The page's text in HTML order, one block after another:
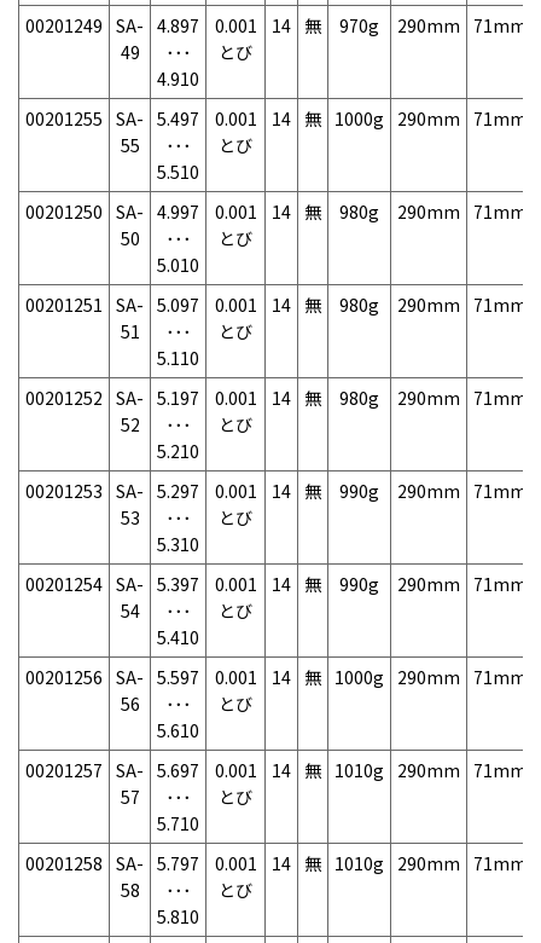
00201249 SA-
49
4.897
･･･
4.910
0.001
とび
14 無 970g 290mm 71mm
00201255 SA-
55
5.497
･･･
5.510
0.001
とび
14 無 1000g 290mm 71mm
00201250 SA-
50
4.997
･･･
5.010
0.001
とび
14 無 980g 290mm 71mm
00201251 SA-
51
5.097
･･･
5.110
0.001
とび
14 無 980g 290mm 71mm
00201252 SA-
52
5.197
･･･
5.210
0.001
とび
14 無 980g 290mm 71mm
00201253 SA-
53
5.297
･･･
5.310
0.001
とび
14 無 990g 290mm 71mm
00201254 SA-
54
5.397
･･･
5.410
0.001
とび
14 無 990g 290mm 71mm
00201256 SA-
56
5.597
･･･
5.610
0.001
とび
14 無 1000g 290mm 71mm
00201257 SA-
57
5.697
･･･
5.710
0.001
とび
14 無 1010g 290mm 71mm
00201258 SA-
58
5.797
･･･
5.810
0.001
とび
14 無 1010g 290mm 71mm